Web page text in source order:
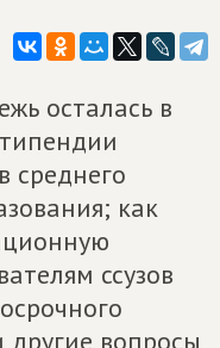
осталась в
среднего
как
ссузов
вопросы